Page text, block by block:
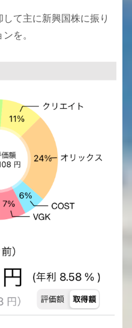
て主に新興国株に振り
を。